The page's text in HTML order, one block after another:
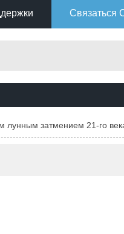
Связаться
лунным затмением 21-го